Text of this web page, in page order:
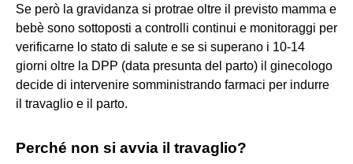
Se però la gravidanza si protrae oltre il previsto mamma e
bebè sono sottoposti a controlli continui e monitoraggi per
verificarne lo stato di salute e se si superano i 10-14
giorni oltre la DPP (data presunta del parto) il ginecologo
decide di intervenire somministrando farmaci per indurre
il travaglio e il parto.
Perché non si avvia il travaglio?